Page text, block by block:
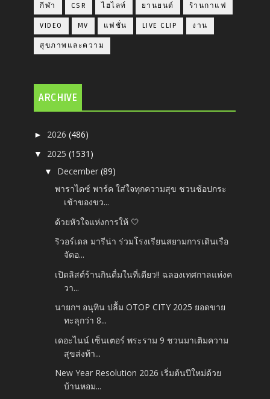
กีฬา CSR ไฮไลท์ ยานยนต์ ร้านกาแฟ
VIDEO MV แฟชั่น LIVE CLIP งาน
สุขภาพและความ
ARCHIVE
► 2026(486)
▼ 2025(1531)
▼ December(89)
พาราไดซ์ พาร์ค ใส่ใจทุกความสุข ชวนช้อปกระ
เช้าของขว...
ด้วยหัวใจแห่งการให้ 🤍
ริวอร์เดล มารีน่า ร่วมโรงเรียนสยามการเดินเรือ
จัดอ...
เปิดลิสต์ร้านกินดื่มในที่เดียว!! ฉลองเทศกาลแห่งค
วา...
นายกฯ อนุทิน ปลื้ม OTOP CITY 2025 ยอดขาย
ทะลุกว่า 8...
เดอะไนน์ เซ็นเตอร์ พระราม 9 ชวนมาเติมความ
สุขส่งท้า...
New Year Resolution 2026 เริ่มต้นปีใหม่ด้วย
บ้านหอม...